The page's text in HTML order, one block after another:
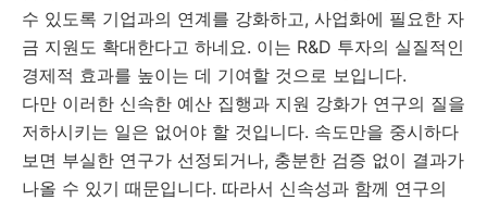
수 있도록 기업과의 연계를 강화하고, 사업화에 필요한 자
금 지원도 확대한다고 하네요. 이는 R&D 투자의 실질적인
경제적 효과를 높이는 데 기여할 것으로 보입니다.
다만 이러한 신속한 예산 집행과 지원 강화가 연구의 질을
저하시키는 일은 없어야 할 것입니다. 속도만을 중시하다
보면 부실한 연구가 선정되거나, 충분한 검증 없이 결과가
나올 수 있기 때문입니다. 따라서 신속성과 함께 연구의